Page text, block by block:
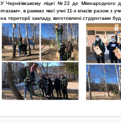
У Чернігівському ліцеї №22 до Міжнародного
птахам», в рамках якої учні 11-х класів разом
на території закладу, виготовлені студентами